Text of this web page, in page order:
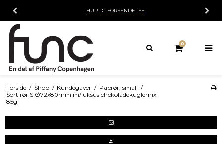
HURTIG FORSENDELSE
0
Forside / Shop / Kundegaver / Paprør, small /
Sort rør S Ø72x80mm m/luksus chokoladekuglemix
85g